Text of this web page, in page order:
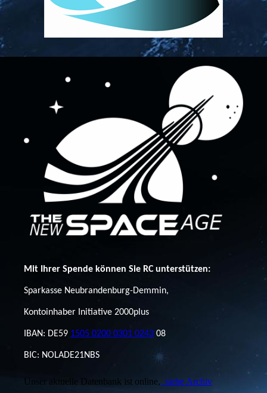
Mit Ihrer Spende können Sie RC unterstützen:
Sparkasse Neubrandenburg-Demmin,
Kontoinhaber Initiative 2000plus
IBAN: DE59 1505 0200 0301 0243 08
BIC: NOLADE21NBS
Unser aktuelle Datenbank ist online, siehe Archiv